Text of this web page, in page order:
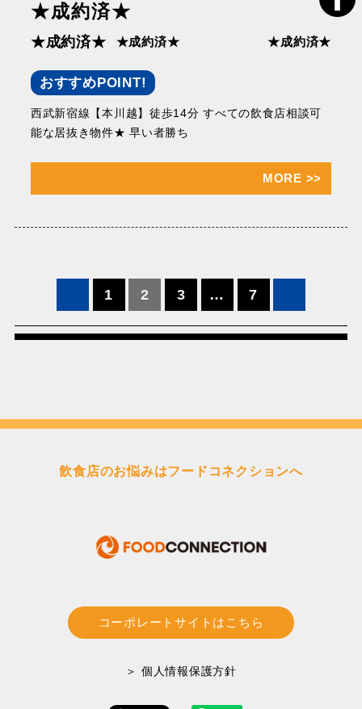
★成約済★
★成約済★ ★成約済★ ★成約済★
おすすめPOINT!
西武新宿線【本川越】徒歩14分 すべての飲食店相談可
能な居抜き物件★ 早い者勝ち
MORE >>
の
1 2 3 … 7
飲食店のお悩みはフードコネクションへ
コーポレートサイトはこちら
＞ 個人情報保護方針